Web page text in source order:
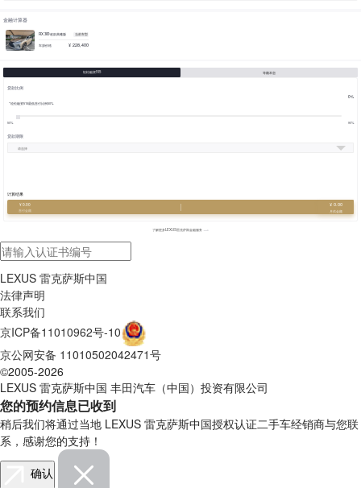
金融计算器
RX 300 改款典雅版 当前车型
车源价格 ¥ 228,400
轻松融资515 等额本息
贷款比例
* 轻松融资515最低首付比例50%
0%
50% 90%
贷款期限
计算结果
¥ 0.00
首付金额
¥ 0.00
月供金额
了解更多LEXUS雷克萨斯金融服务
LEXUS 雷克萨斯中国
法律声明
联系我们
京ICP备11010962号-10
京公网安备 11010502042471号
©2005-2026
LEXUS 雷克萨斯中国 丰田汽车（中国）投资有限公司
您的预约信息已收到
稍后我们将通过当地 LEXUS 雷克萨斯中国授权认证二手车经销商与您联
系，感谢您的支持！
确认